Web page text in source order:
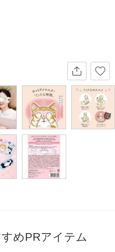
めPRアイテム